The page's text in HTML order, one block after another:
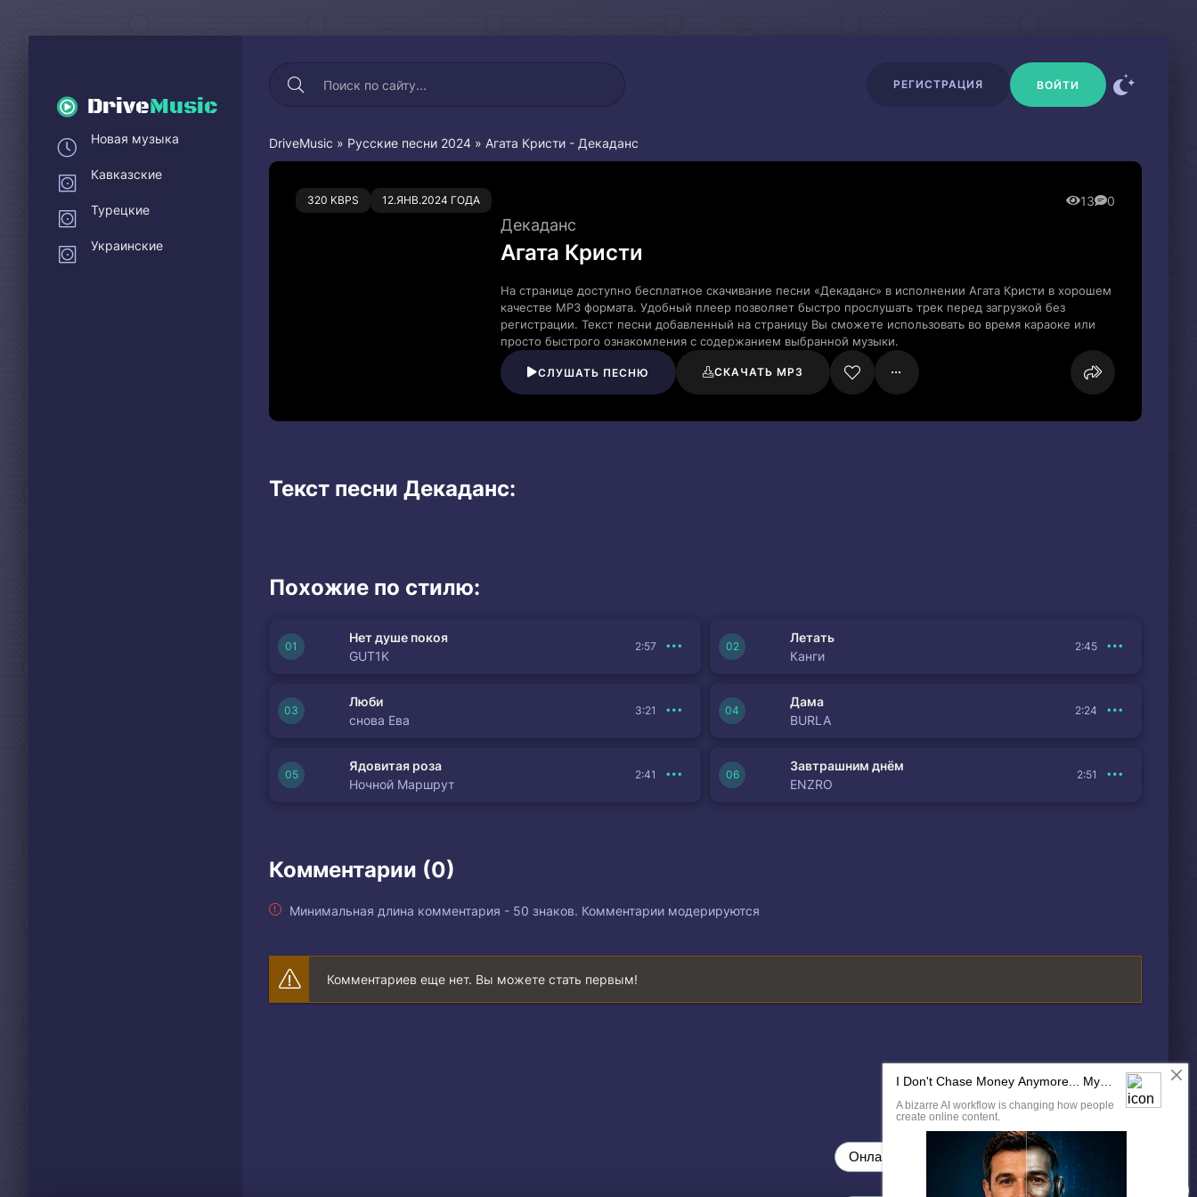
DriveMusic
РЕГИСТРАЦИЯ ВОЙТИ
DriveMusic » Русские песни 2024 » Агата Кристи - Декаданс
320 KBPS 12.ЯНВ.2024 ГОДА 13 0
0 0
Декаданс
Агата Кристи
На странице доступно бесплатное скачивание песни «Декаданс» в исполнении Агата Кристи в хорошем
качестве MP3 формата. Удобный плеер позволяет быстро прослушать трек перед загрузкой без
регистрации. Текст песни добавленный на страницу Вы сможете использовать во время караоке или
просто быстрого ознакомления с содержанием выбранной музыки.
СЛУШАТЬ ПЕСНЮ СКАЧАТЬ MP3
Текст песни Декаданс:
Похожие по стилю:
Нет душе покоя
GUT1K
2:57
Летать
Канги
2:45
Люби
снова Ева
3:21
Дама
BURLA
2:24
Ядовитая роза
Ночной Маршрут
2:41
Завтрашним днём
ENZRO
2:51
Комментарии (0)
Минимальная длина комментария - 50 знаков. Комментарии модерируются
Комментариев еще нет. Вы можете стать первым!
Новая музыка
Кавказские
Турецкие
Украинские